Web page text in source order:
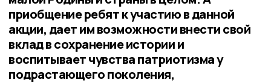
приобщение ребят к участию в данной
акции, дает им возможности внести свой
вклад в сохранение истории и
воспитывает чувства патриотизма у
подрастающего поколения,